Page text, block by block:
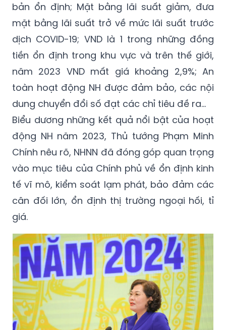
bản ổn định; Mặt bằng lãi suất giảm, đưa
mặt bằng lãi suất trở về mức lãi suất trước
dịch COVID-19; VND là 1 trong những đồng
tiền ổn định trong khu vực và trên thế giới,
năm 2023 VND mất giá khoảng 2,9%; An
toàn hoạt động NH được đảm bảo, các nội
dung chuyển đổi số đạt các chỉ tiêu đề ra…
Biểu dương những kết quả nổi bật của hoạt
động NH năm 2023, Thủ tướng Phạm Minh
Chính nêu rõ, NHNN đã đóng góp quan trọng
vào mục tiêu của Chính phủ về ổn định kinh
tế vĩ mô, kiểm soát lạm phát, bảo đảm các
cân đối lớn, ổn định thị trường ngoại hối, tỉ
giá.